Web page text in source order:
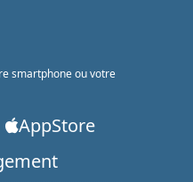
smartphone ou votre
AppStore